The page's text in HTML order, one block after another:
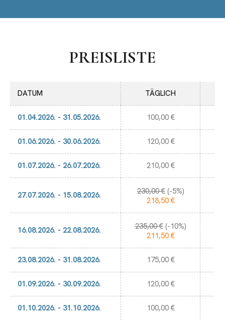
PREISLISTE
DATUM TÄGLICH
01.04.2026. - 31.05.2026. 100,00 €
01.06.2026. - 30.06.2026. 120,00 €
01.07.2026. - 26.07.2026. 210,00 €
27.07.2026. - 15.08.2026. 230,00 €(-5%)
218,50 €
16.08.2026. - 22.08.2026. 235,00 €(-10%)
211,50 €
23.08.2026. - 31.08.2026. 175,00 €
01.09.2026. - 30.09.2026. 120,00 €
01.10.2026. - 31.10.2026. 100,00 €